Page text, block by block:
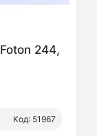
244,
Код: 51967